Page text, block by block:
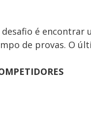
é encontrar
de provas. O